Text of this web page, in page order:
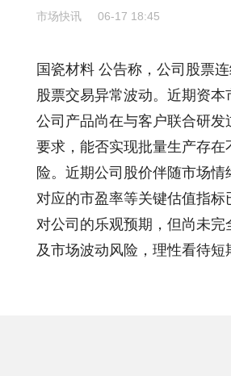
市场快讯 06-17 18:45
国瓷材料 公告称，公司股票
股票交易异常波动。近期资
公司产品尚在与客户联合研
要求，能否实现批量生产存
险。近期公司股价伴随市场
对应的市盈率等关键估值指
对公司的乐观预期，但尚未
及市场波动风险，理性看待